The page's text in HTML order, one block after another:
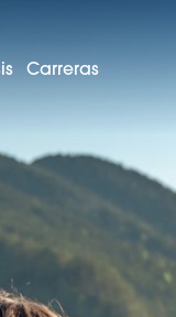
Carreras